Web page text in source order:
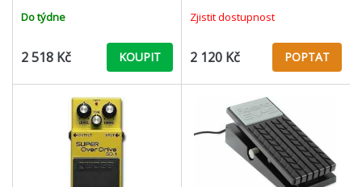
požadovaného zvuku. * Distortion
Do týdne
2 518 Kč KOUPIT
proměnit svá sólová vystoupení v
jednomužnou kap
Zjistit dostupnost
2 120 Kč POPTAT